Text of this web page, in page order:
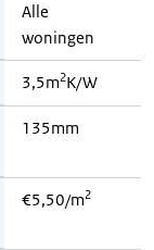
Alle
woningen
3,5m2K/W
135mm
€5,50/m2